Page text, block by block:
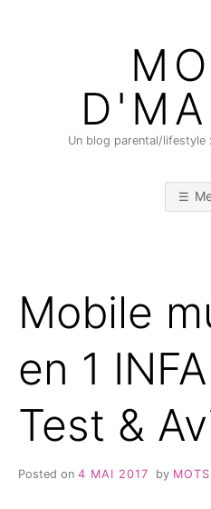
Un blog parental/
Mobile
en 1
Test &
Posted on 4 MAI 2017 by